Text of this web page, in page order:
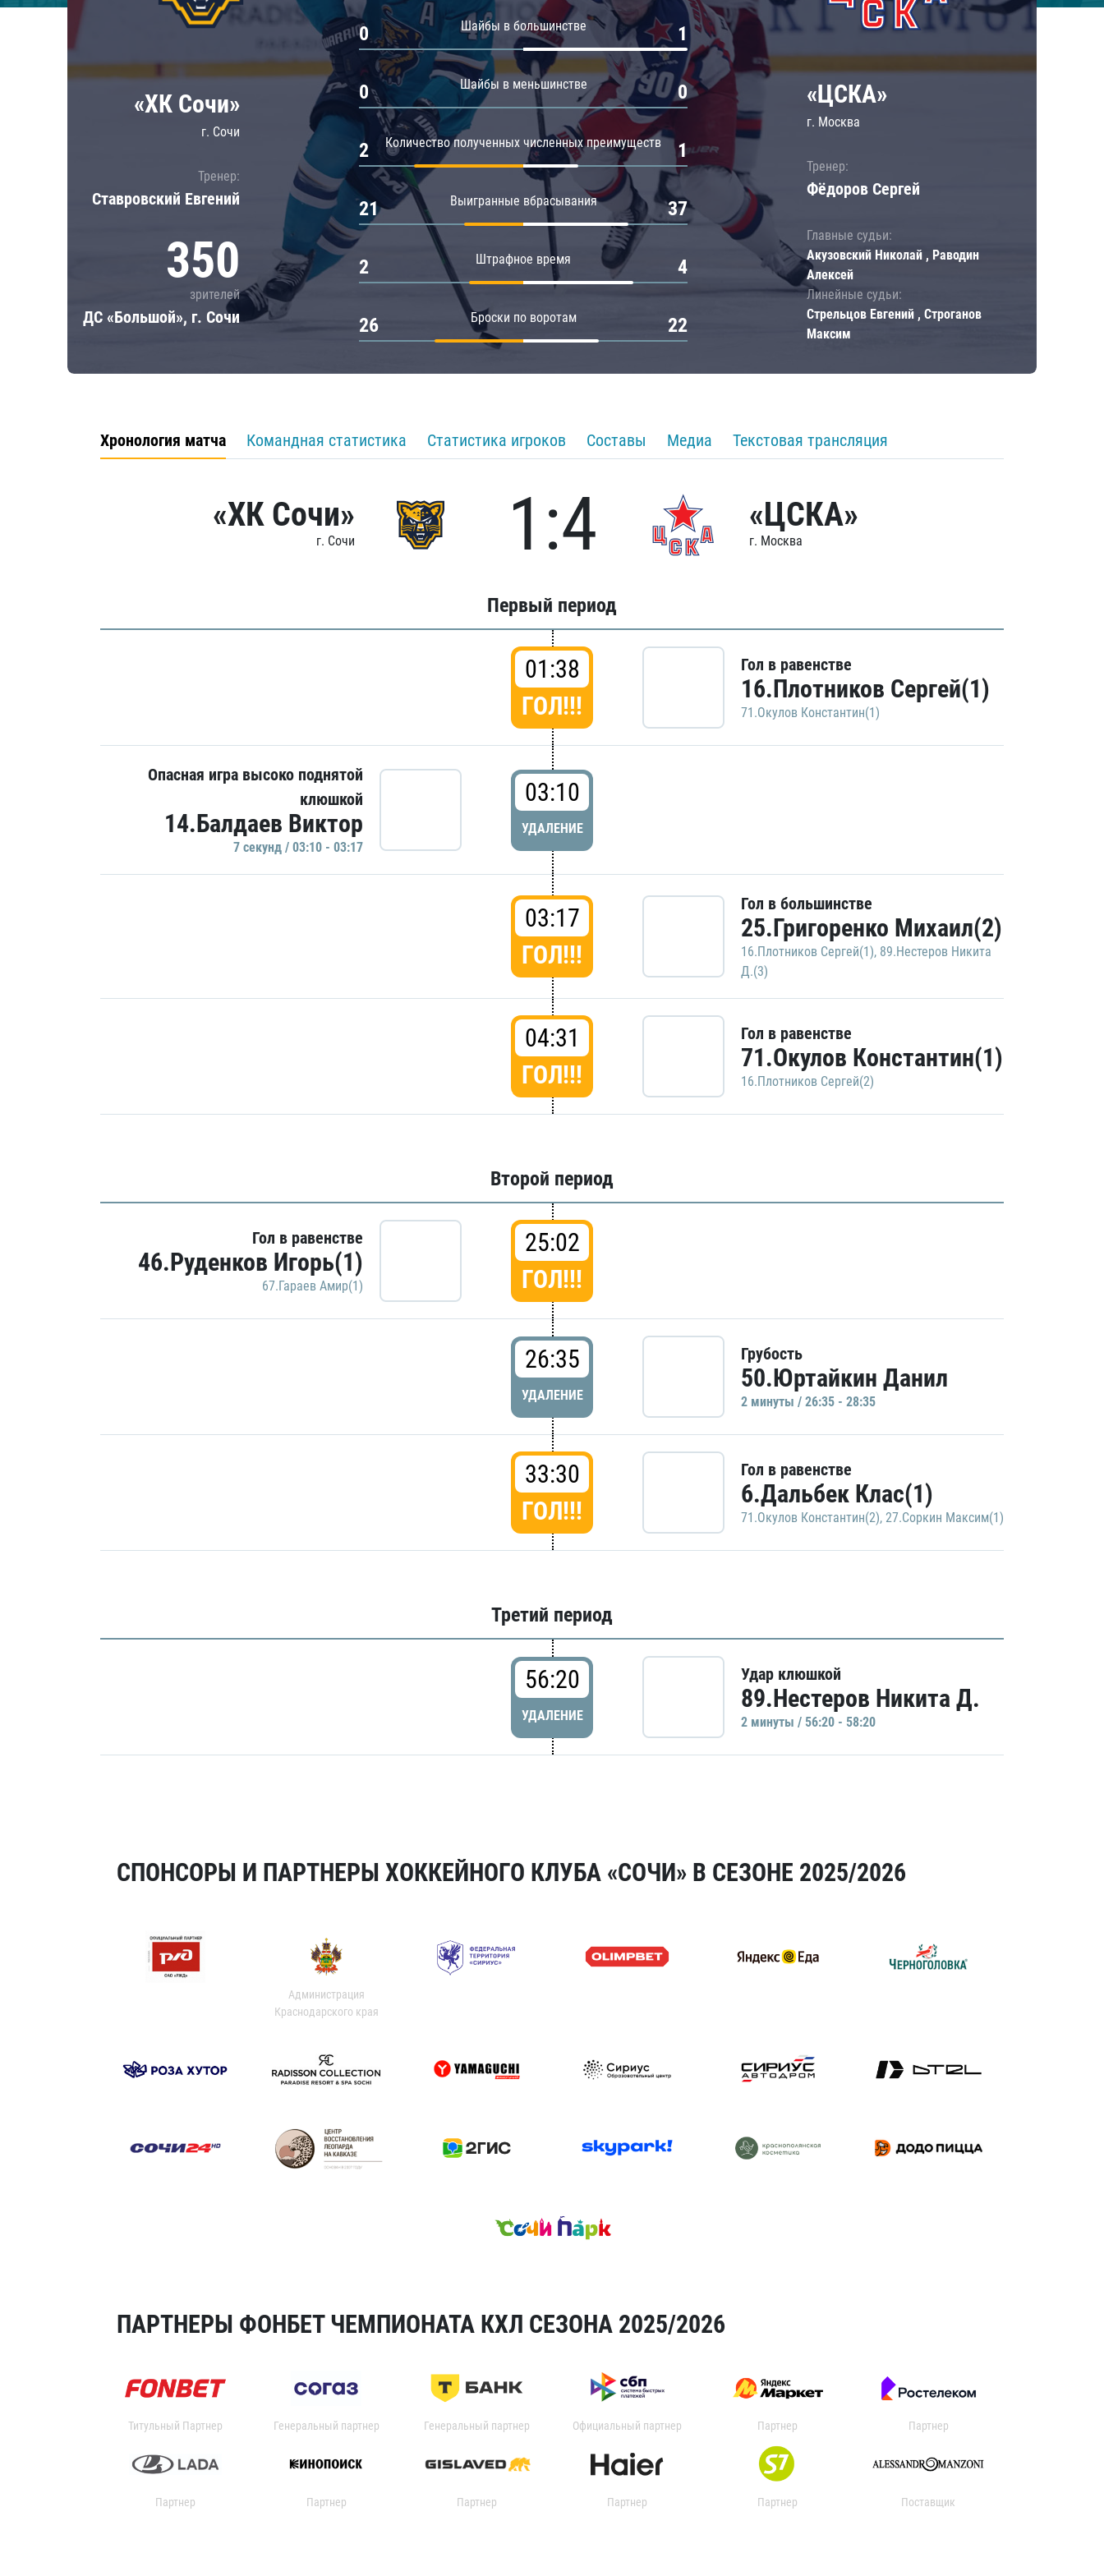
Локомотив
ЦСКА
Шанхайские Драконы
Амур
Барыс
Салават Юлаев
«ХК Сочи»
г. Сочи
Тренер:
Ставровский Евгений
350
зрителей
ДС «Большой», г. Сочи
Шайбы в большинстве
0 1
Шайбы в меньшинстве
0 0
Количество полученных численных преимуществ
2 1
Выигранные вбрасывания
21 37
Штрафное время
2 4
Броски по воротам
26 22
«ЦСКА»
г. Москва
Тренер:
Фёдоров Сергей
Главные судьи:
Акузовский Николай , Раводин
Алексей
Линейные судьи:
Стрельцов Евгений , Строганов
Максим
Хронология матча Командная статистика Статистика игроков Составы Медиа Текстовая трансляция
«ХК Сочи»
г. Сочи 1:4 «ЦСКА»
г. Москва
Первый период
01:38
ГОЛ!!!
Гол в равенстве
16.Плотников Сергей(1)
71.Окулов Константин(1)
Опасная игра высоко поднятой
клюшкой
14.Балдаев Виктор
7 секунд / 03:10 - 03:17
03:10
УДАЛЕНИЕ
03:17
ГОЛ!!!
Гол в большинстве
25.Григоренко Михаил(2)
16.Плотников Сергей(1), 89.Нестеров Никита
Д.(3)
04:31
ГОЛ!!!
Гол в равенстве
71.Окулов Константин(1)
16.Плотников Сергей(2)
Второй период
Гол в равенстве
46.Руденков Игорь(1)
67.Гараев Амир(1)
25:02
ГОЛ!!!
26:35
УДАЛЕНИЕ
Грубость
50.Юртайкин Данил
2 минуты / 26:35 - 28:35
33:30
ГОЛ!!!
Гол в равенстве
6.Дальбек Клас(1)
71.Окулов Константин(2), 27.Соркин Максим(1)
Третий период
56:20
УДАЛЕНИЕ
Удар клюшкой
89.Нестеров Никита Д.
2 минуты / 56:20 - 58:20
СПОНСОРЫ И ПАРТНЕРЫ ХОККЕЙНОГО КЛУБА «СОЧИ» В СЕЗОНЕ 2025/2026
Администрация
Краснодарского края
ПАРТНЕРЫ ФОНБЕТ ЧЕМПИОНАТА КХЛ СЕЗОНА 2025/2026
Титульный Партнер Генеральный партнер Генеральный партнер Официальный партнер Партнер Партнер
Партнер Партнер Партнер Партнер Партнер Поставщик